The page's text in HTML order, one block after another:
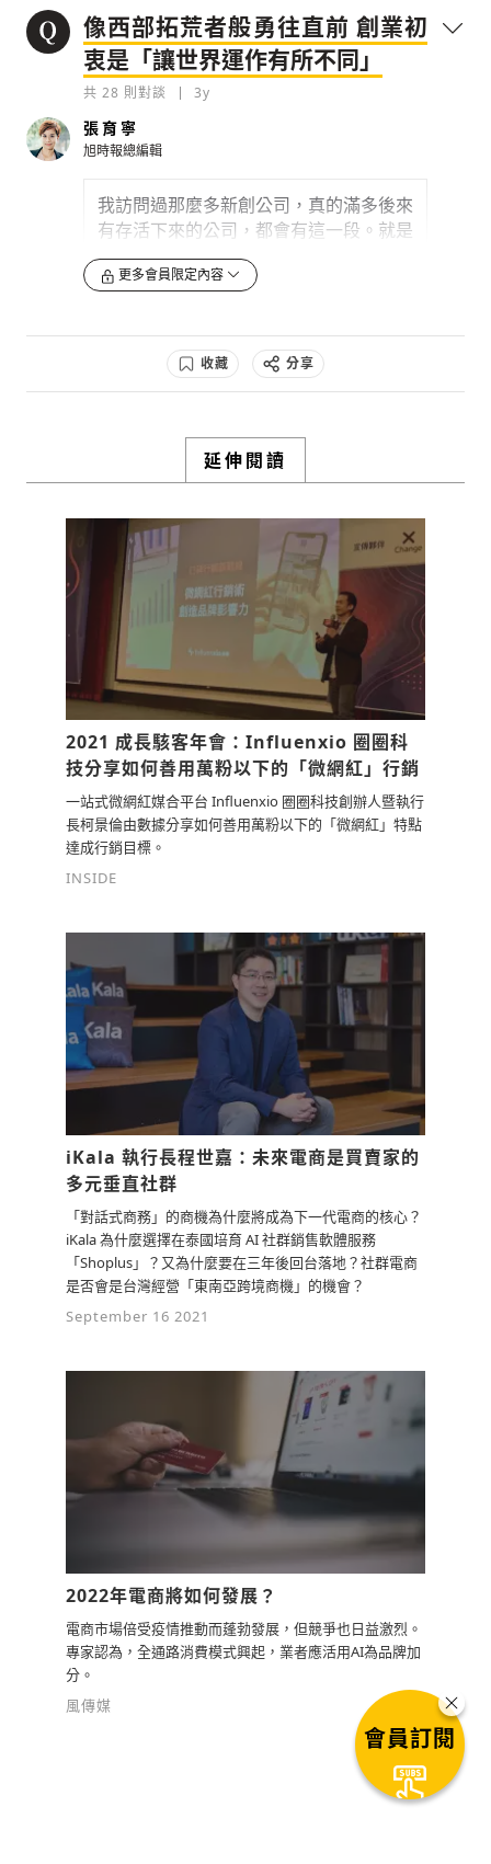
我們現在談的這樣的市場，那您怎麼建立
技術團隊？
0 3y
像西部拓荒者般勇往直前 創業初
衷是「讓世界運作有所不同」
共 28 則對談 3y
張育寧
旭時報總編輯
我訪問過那麼多新創公司，真的滿多後來
有存活下來的公司，都會有這一段。就是
在那個快要「死掉」的那一刻，投資就剛
好進來。但是通常只要走過這個階段的公
了，因為基本上該試的錯都試過了，市場
上也有一個基礎了。
檢舉留言
那您們現在在規模上面，因為我知道您們
才剛拿到一個 Pre-A輪 的投資，而且是
可以跟我們講一下，現在公司到哪個階
段？那怎麼樣吸引到 DCM 這樣類型的創
投的投資？
更多會員限定內容
收藏 分享
延伸閱讀
2021 成長駭客年會：Influenxio 圈圈科
技分享如何善用萬粉以下的「微網紅」行銷
一站式微網紅媒合平台 Influenxio 圈圈科技創辦人暨執行
長柯景倫由數據分享如何善用萬粉以下的「微網紅」特點
達成行銷目標。
INSIDE
iKala 執行長程世嘉：未來電商是買賣家的
多元垂直社群
「對話式商務」的商機為什麼將成為下一代電商的核心？
iKala 為什麼選擇在泰國培育 AI 社群銷售軟體服務
「Shoplus」？又為什麼要在三年後回台落地？社群電商
是否會是台灣經營「東南亞跨境商機」的機會？
September 16 2021
2022年電商將如何發展？
電商市場倍受疫情推動而蓬勃發展，但競爭也日益激烈。
專家認為，全通路消費模式興起，業者應活用AI為品牌加
分。
風傳媒
會員訂閱